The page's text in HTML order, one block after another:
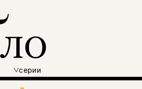
серии